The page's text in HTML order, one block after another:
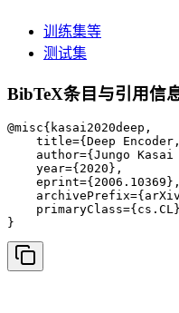
训练集等
测试集
BibTeX条目与引用信
@misc{kasai2020deep,
title={Deep
author={Jungo
    year={2020},
    eprint={2006.10369},
    primaryClass={cs.CL}
}